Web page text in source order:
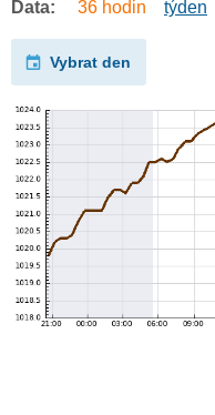
Data: 36 hodin týden
Vybrat den